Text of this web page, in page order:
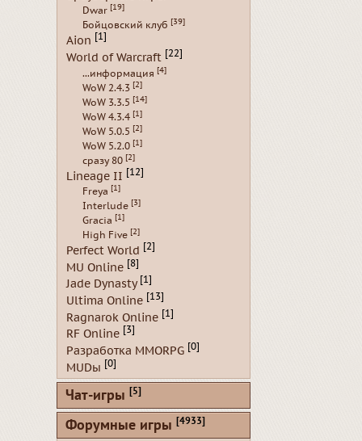
Dwar [19]
Бойцовский клуб [39]
Aion [1]
World of Warcraft [22]
...информация [4]
WoW 2.4.3 [2]
WoW 3.3.5 [14]
WoW 4.3.4 [1]
WoW 5.0.5 [2]
WoW 5.2.0 [1]
сразу 80 [2]
Lineage II [12]
Freya [1]
Interlude [3]
Gracia [1]
High Five [2]
Perfect World [2]
MU Online [8]
Jade Dynasty [1]
Ultima Online [13]
Ragnarok Online [1]
RF Online [3]
Разработка MMORPG [0]
MUDы [0]
Чат-игры [5]
Форумные игры [4933]